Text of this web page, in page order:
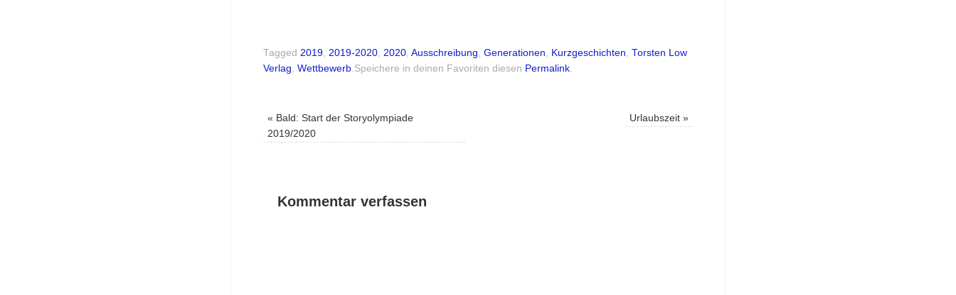
Tagged 2019 2019-2020 2020 Ausschreibung Generationen Kurzgeschichten Torsten Low
Verlag Wettbewerb Speichere in deinen Favoriten diesen Permalink
« Bald: Start der Storyolympiade
2019/2020
Urlaubszeit »
Kommentar verfassen